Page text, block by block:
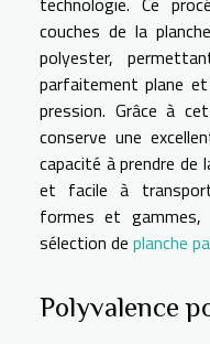
couches de la
polyester,
parfaitement plane
pression. Grâce à
conserve une
capacité à prendre
et facile à
formes et
sélection de planche
Polyvalence